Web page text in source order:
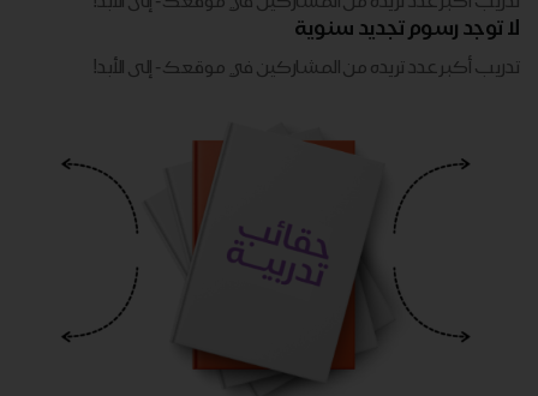
لا توجد رسوم تجديد سنوية
تدريب أكبر عدد تريده من المشاركين في موقعك - ​​إلى الأبد!